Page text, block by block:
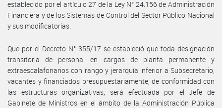
establecido por el artículo 27 de la Ley N° 24.156 de Administración
Financiera y de los Sistemas de Control del Sector Público Nacional
y sus modificatorias.
Que por el Decreto N° 355/17 se estableció que toda designación
transitoria de personal en cargos de planta permanente y
extraescalafonarios con rango y jerarquía inferior a Subsecretario,
vacantes y financiados presupuestariamente, de conformidad con
las estructuras organizativas, será efectuada por el Jefe de
Gabinete de Ministros en el ámbito de la Administración Pública